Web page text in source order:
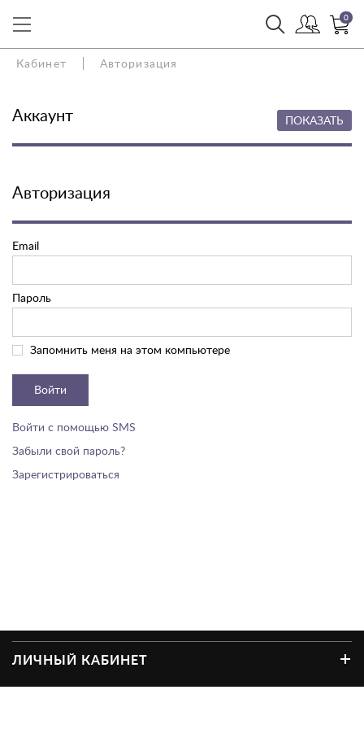
0
Кабинет Авторизация
Аккаунт ПОКАЗАТЬ
Авторизация
Email
Пароль
Запомнить меня на этом компьютере
Войти
Войти с помощью SMS
Забыли свой пароль?
Зарегистрироваться
ЛИЧНЫЙ КАБИНЕТ